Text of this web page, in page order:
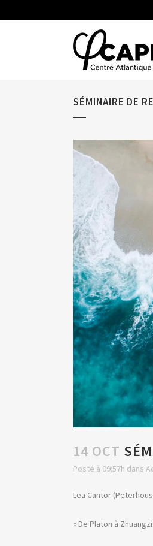
SÉMINAIRE DE
14 OCT
Posté à 09:57h dans
Lea Cantor
« De Platon à